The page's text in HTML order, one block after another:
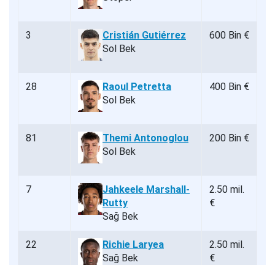
3
Cristián Gutiérrez
Sol Bek
600 Bin €
28
Raoul Petretta
Sol Bek
400 Bin €
81
Themi Antonoglou
Sol Bek
200 Bin €
7
Jahkeele Marshall-
Rutty
Sağ Bek
2.50 mil.
€
22
Richie Laryea
Sağ Bek
2.50 mil.
€